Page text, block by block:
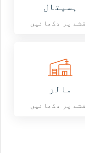
ہسپتال
پر دکھائیں
مالز
پر دکھائیں